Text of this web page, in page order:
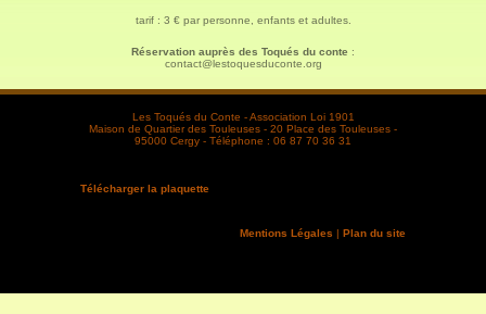
tarif : 3 € par personne, enfants et adultes.
Réservation auprès des Toqués du conte :
contact@lestoquesduconte.org
Les Toqués du Conte - Association Loi 1901
Maison de Quartier des Touleuses - 20 Place des Touleuses -
95000 Cergy - Téléphone : 06 87 70 36 31
Télécharger la plaquette
Mentions Légales | Plan du site